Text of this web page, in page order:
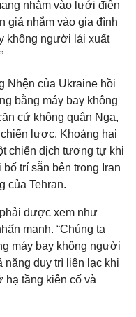
nhằm vào lưới điện
giả nhắm vào gia đình
không người lái xuất
Nhện của Ukraine hồi
bằng máy bay không
cứ không quân Nga,
lược. Khoảng hai
chiến dịch tương tự khi
trí sẵn bên trong Iran
của Tehran.
được xem như
mạnh. “Chúng ta
máy bay không người
năng duy trì liên lạc khi
hạ tầng kiên cố và